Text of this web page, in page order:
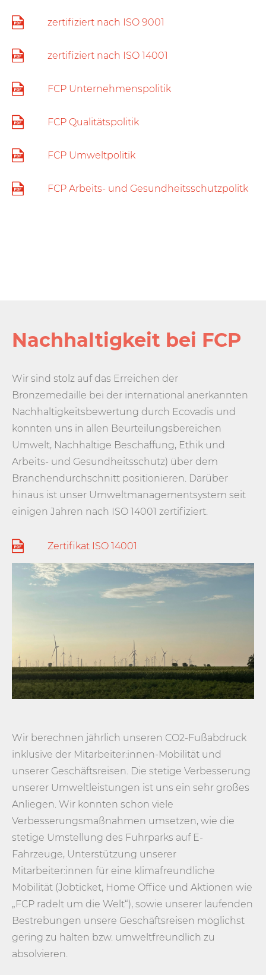
zertifiziert nach ISO 9001
zertifiziert nach ISO 14001
FCP Unternehmenspolitik
FCP Qualitätspolitik
FCP Umweltpolitik
FCP Arbeits- und Gesundheitsschutzpolitk
Nachhaltigkeit bei FCP
Wir sind stolz auf das Erreichen der
Bronzemedaille bei der international anerkannten
Nachhaltigkeitsbewertung durch Ecovadis und
konnten uns in allen Beurteilungsbereichen
Umwelt, Nachhaltige Beschaffung, Ethik und
Arbeits- und Gesundheitsschutz) über dem
Branchendurchschnitt positionieren. Darüber
hinaus ist unser Umweltmanagementsystem seit
einigen Jahren nach ISO 14001 zertifiziert.
Zertifikat ISO 14001
Wir berechnen jährlich unseren CO2-Fußabdruck
inklusive der Mitarbeiter:innen-Mobilität und
unserer Geschäftsreisen. Die stetige Verbesserung
unserer Umweltleistungen ist uns ein sehr großes
Anliegen. Wir konnten schon viele
Verbesserungsmaßnahmen umsetzen, wie die
stetige Umstellung des Fuhrparks auf E-
Fahrzeuge, Unterstützung unserer
Mitarbeiter:innen für eine klimafreundliche
Mobilität (Jobticket, Home Office und Aktionen wie
„FCP radelt um die Welt“), sowie unserer laufenden
Bestrebungen unsere Geschäftsreisen möglichst
gering zu halten bzw. umweltfreundlich zu
absolvieren.